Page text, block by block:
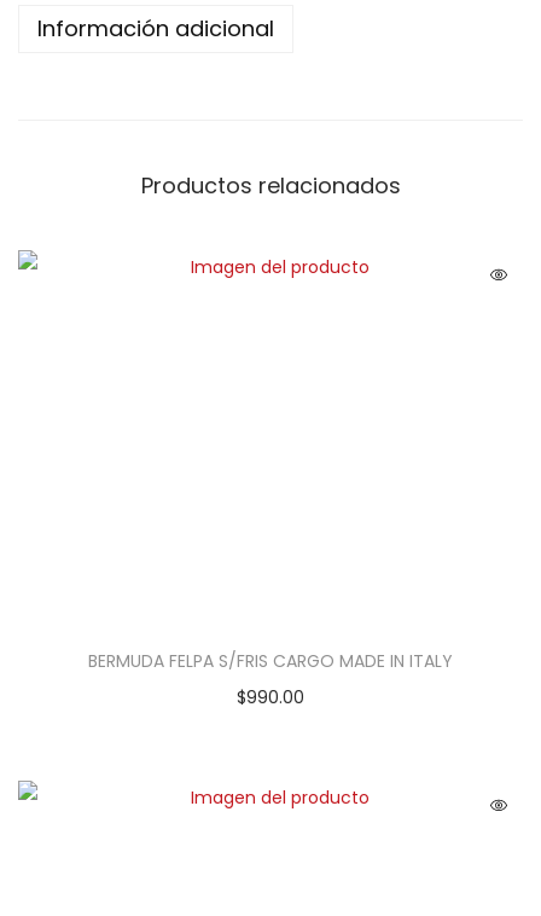
Información adicional
Productos relacionados
BERMUDA FELPA S/FRIS CARGO MADE IN ITALY
$990.00